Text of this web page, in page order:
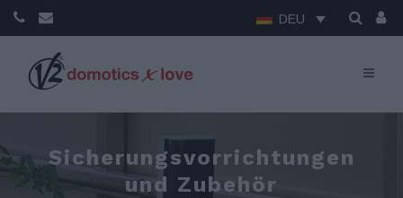
DEU
Sicherungsvorrichtungen
und Zubehör